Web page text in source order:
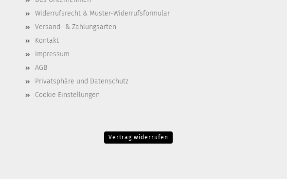
Widerrufsrecht & Muster-Widerrufsformular
Versand- & Zahlungsarten
Kontakt
Impressum
AGB
Privatsphäre und Datenschutz
Cookie Einstellungen
Vertrag widerrufen